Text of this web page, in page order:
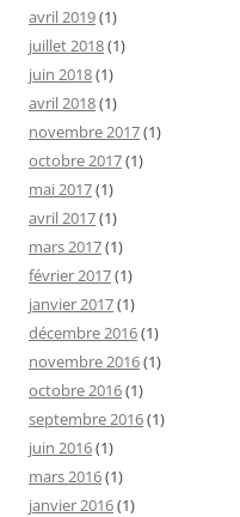
avril 2019(1)
juillet 2018(1)
juin 2018(1)
avril 2018(1)
novembre 2017(1)
octobre 2017(1)
mai 2017(1)
avril 2017(1)
mars 2017(1)
février 2017(1)
janvier 2017(1)
décembre 2016(1)
novembre 2016(1)
octobre 2016(1)
septembre 2016(1)
juin 2016(1)
mars 2016(1)
janvier 2016(1)